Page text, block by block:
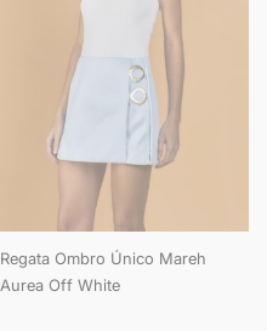
Regata Ombro Único Mareh
Aurea Off White